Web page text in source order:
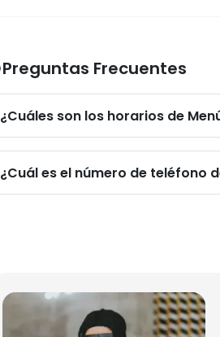
Preguntas Frecuentes
¿Cuáles son los horarios de
¿Cuál es el número de teléfono